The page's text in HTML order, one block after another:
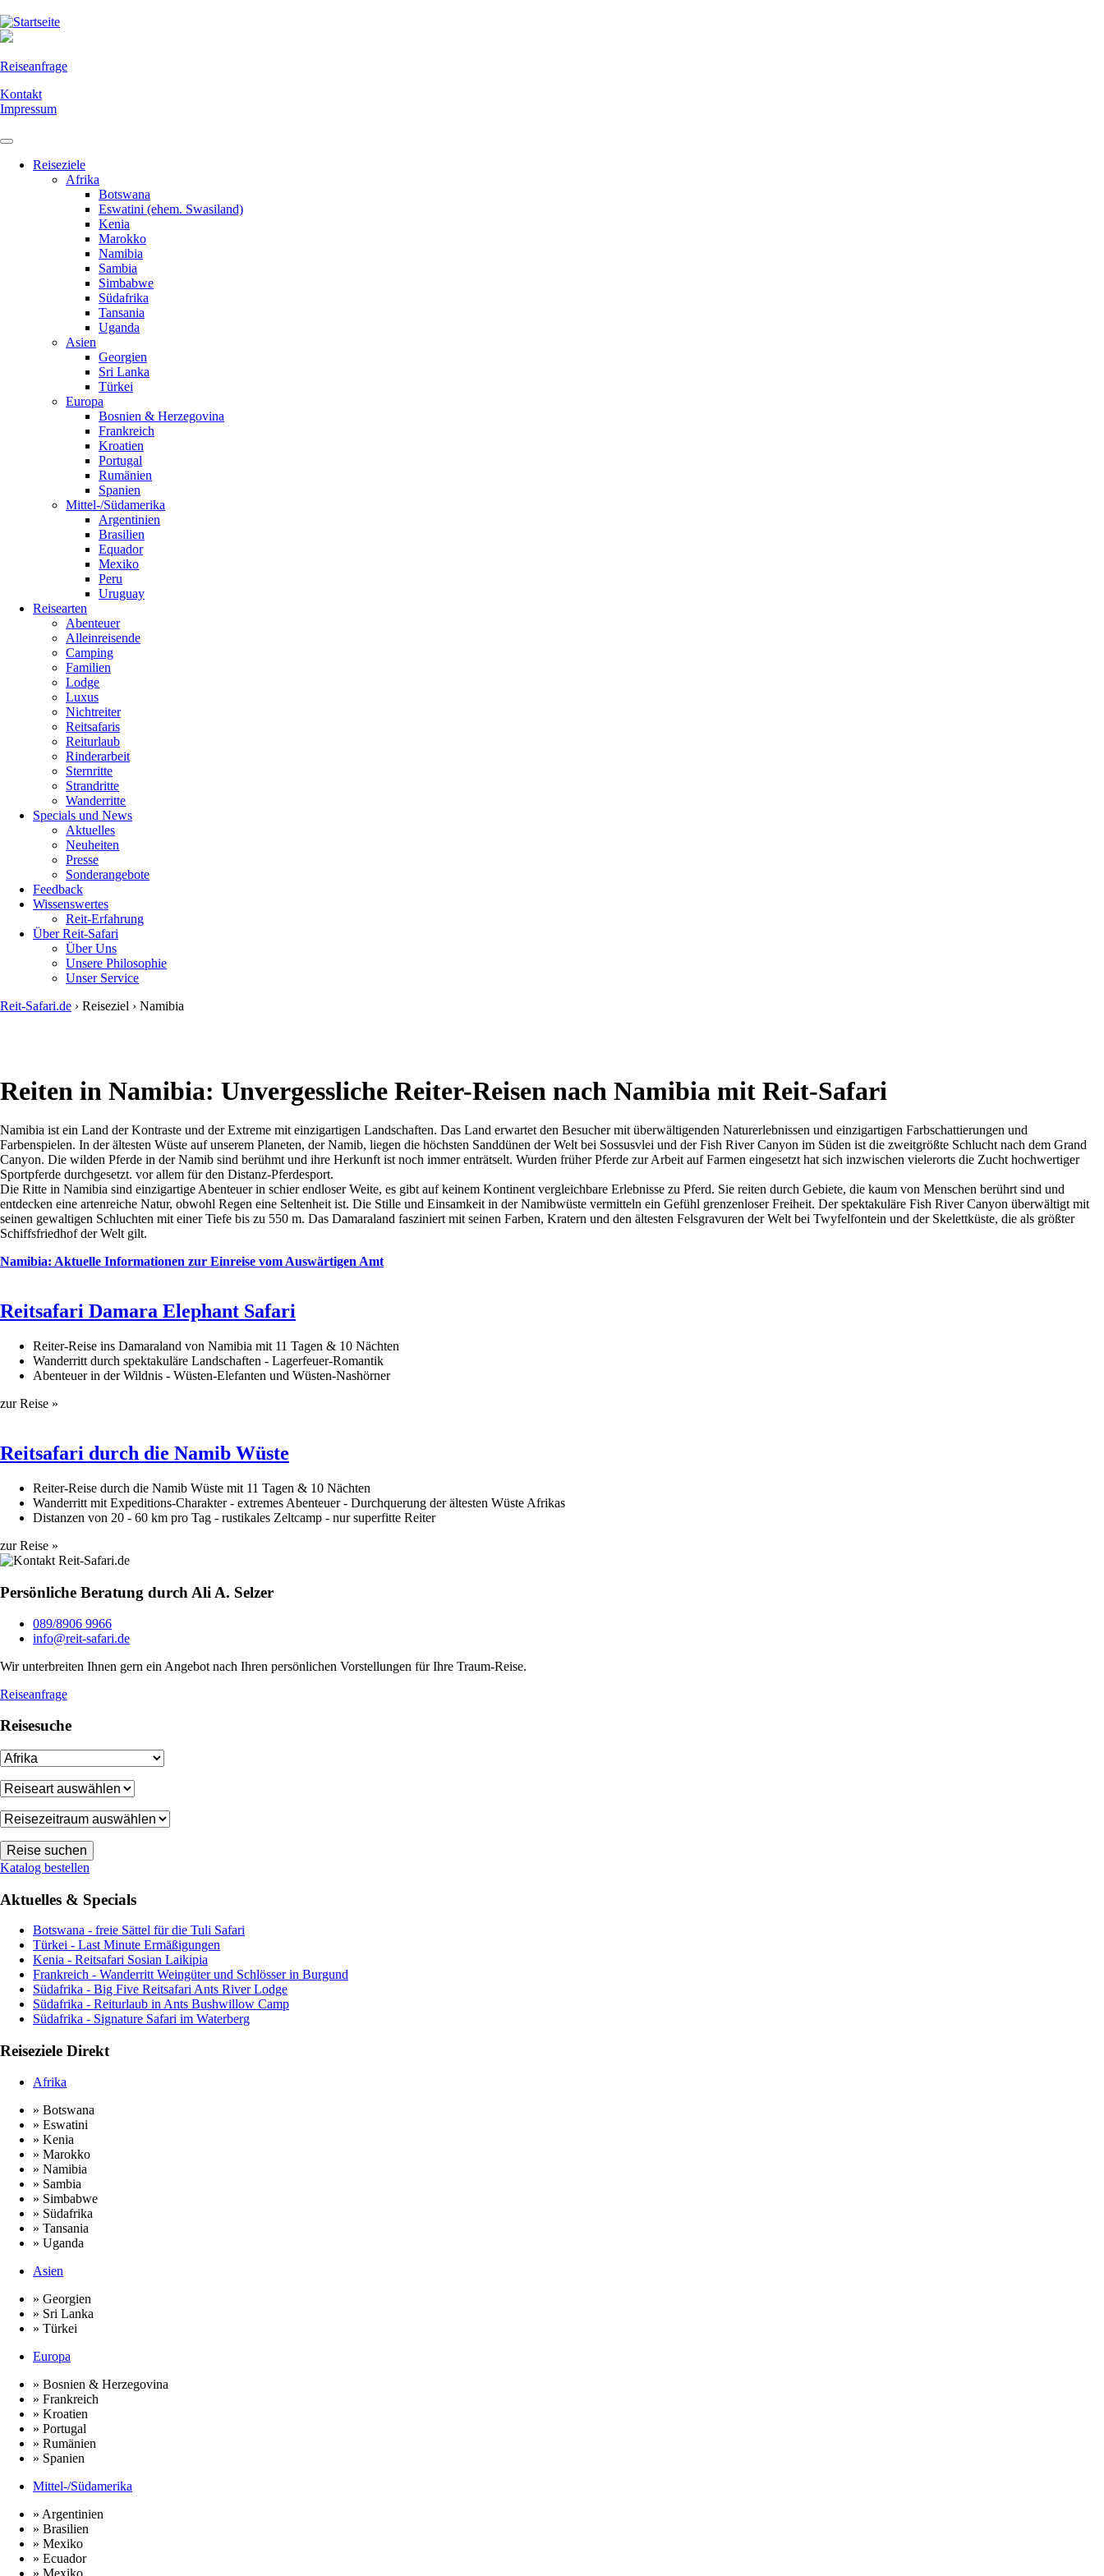
Direkt
zum
Reiseanfrage
Kontakt
Impressum
Reiseziele
Afrika
Botswana
Eswatini (ehem. Swasiland)
Kenia
Marokko
Namibia
Sambia
Simbabwe
Südafrika
Tansania
Uganda
Asien
Georgien
Sri Lanka
Türkei
Europa
Bosnien & Herzegovina
Frankreich
Kroatien
Portugal
Rumänien
Spanien
Mittel-/Südamerika
Argentinien
Brasilien
Equador
Mexiko
Peru
Uruguay
Reisearten
Abenteuer
Alleinreisende
Camping
Familien
Lodge
Luxus
Nichtreiter
Reitsafaris
Reiturlaub
Rinderarbeit
Sternritte
Strandritte
Wanderritte
Specials und News
Aktuelles
Neuheiten
Presse
Sonderangebote
Feedback
Wissenswertes
Reit-Erfahrung
Über Reit-Safari
Über Uns
Unsere Philosophie
Unser Service
Reit-Safari.de › Reiseziel › Namibia
Reiten in Namibia: Unvergessliche Reiter-Reisen nach Namibia mit Reit-Safari
Namibia ist ein Land der Kontraste und der Extreme mit einzigartigen Landschaften. Das Land erwartet den Besucher mit überwältigenden Naturerlebnissen und einzigartigen Farbschattierungen und
Farbenspielen. In der ältesten Wüste auf unserem Planeten, der Namib, liegen die höchsten Sanddünen der Welt bei Sossusvlei und der Fish River Canyon im Süden ist die zweitgrößte Schlucht nach dem Grand
Canyon. Die wilden Pferde in der Namib sind berühmt und ihre Herkunft ist noch immer enträtselt. Wurden früher Pferde zur Arbeit auf Farmen eingesetzt hat sich inzwischen vielerorts die Zucht hochwertiger
Sportpferde durchgesetzt. vor allem für den Distanz-Pferdesport.
Die Ritte in Namibia sind einzigartige Abenteuer in schier endloser Weite, es gibt auf keinem Kontinent vergleichbare Erlebnisse zu Pferd. Sie reiten durch Gebiete, die kaum von Menschen berührt sind und
entdecken eine artenreiche Natur, obwohl Regen eine Seltenheit ist. Die Stille und Einsamkeit in der Namibwüste vermitteln ein Gefühl grenzenloser Freiheit. Der spektakuläre Fish River Canyon überwältigt mit
seinen gewaltigen Schluchten mit einer Tiefe bis zu 550 m. Das Damaraland fasziniert mit seinen Farben, Kratern und den ältesten Felsgravuren der Welt bei Twyfelfontein und der Skelettküste, die als größter
Schiffsfriedhof der Welt gilt.
Namibia: Aktuelle Informationen zur Einreise vom Auswärtigen Amt
​Reitsafari Damara Elephant Safari
Reiter-Reise ins Damaraland von Namibia mit 11 Tagen & 10 Nächten
Wanderritt durch spektakuläre Landschaften - Lagerfeuer-Romantik
Abenteuer in der Wildnis - Wüsten-Elefanten und Wüsten-Nashörner
zur Reise »
Reitsafari durch die Namib Wüste
Reiter-Reise durch die Namib Wüste mit 11 Tagen & 10 Nächten
Wanderritt mit Expeditions-Charakter - extremes Abenteuer - Durchquerung der ältesten Wüste Afrikas
Distanzen von 20 - 60 km pro Tag - rustikales Zeltcamp - nur superfitte Reiter
zur Reise »
Persönliche Beratung durch Ali A. Selzer
089/8906 9966
info@reit-safari.de
Wir unterbreiten Ihnen gern ein Angebot nach Ihren persönlichen Vorstellungen für Ihre Traum-Reise.
Reiseanfrage
Reisesuche
Katalog bestellen
Aktuelles & Specials
Botswana - freie Sättel für die Tuli Safari
Türkei - Last Minute Ermäßigungen
Kenia - Reitsafari Sosian Laikipia
Frankreich - Wanderritt Weingüter und Schlösser in Burgund
Südafrika - Big Five Reitsafari Ants River Lodge
Südafrika - Reiturlaub in Ants Bushwillow Camp
Südafrika - Signature Safari im Waterberg
Reiseziele Direkt
Afrika
» Botswana
» Eswatini
» Kenia
» Marokko
» Namibia
» Sambia
» Simbabwe
» Südafrika
» Tansania
» Uganda
Asien
» Georgien
» Sri Lanka
» Türkei
Europa
» Bosnien & Herzegovina
» Frankreich
» Kroatien
» Portugal
» Rumänien
» Spanien
Mittel-/Südamerika
» Argentinien
» Brasilien
» Mexiko
» Ecuador
» Mexiko